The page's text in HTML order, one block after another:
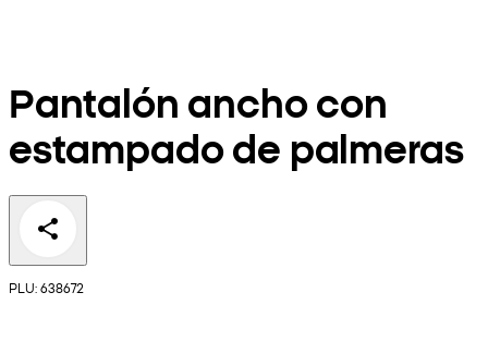
Pantalón ancho con
estampado de palmeras
PLU: 638672